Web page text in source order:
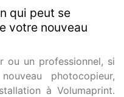
qui peut se
votre nouveau
ou un professionnel, si
photocopieur,
à Volumaprint.